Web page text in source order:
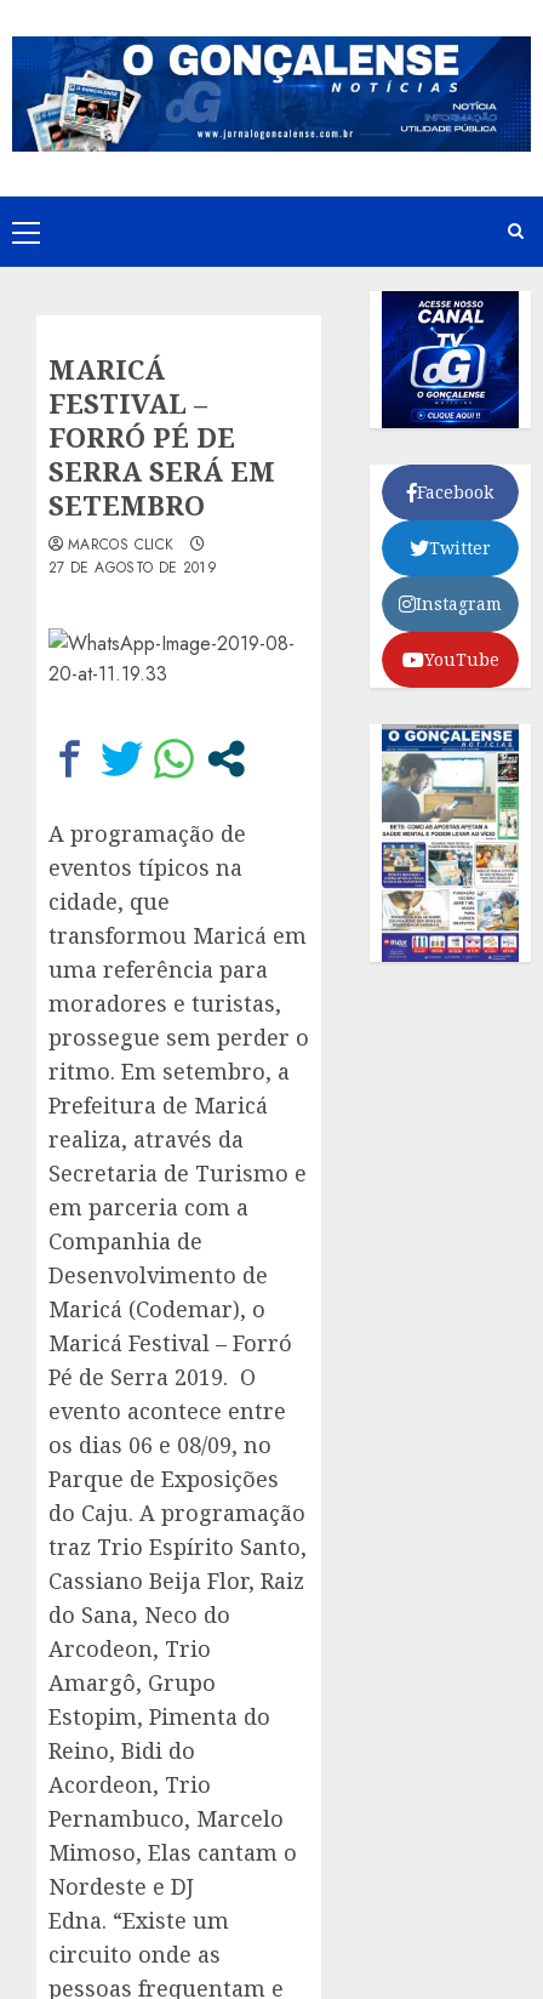
to
content
Primary
Menu
MARICÁ
FESTIVAL –
FORRÓ PÉ DE
SERRA SERÁ EM
SETEMBRO
MARCOS CLICK
27 DE AGOSTO DE 2019
A programação de
eventos típicos na
cidade, que
transformou Maricá em
uma referência para
moradores e turistas,
prossegue sem perder o
ritmo. Em setembro, a
Prefeitura de Maricá
realiza, através da
Secretaria de Turismo e
em parceria com a
Companhia de
Desenvolvimento de
Maricá (Codemar), o
Maricá Festival – Forró
Pé de Serra 2019. O
evento acontece entre
os dias 06 e 08/09, no
Parque de Exposições
do Caju. A programação
traz Trio Espírito Santo,
Cassiano Beija Flor, Raiz
do Sana, Neco do
Arcodeon, Trio
Amargô, Grupo
Estopim, Pimenta do
Reino, Bidi do
Acordeon, Trio
Pernambuco, Marcelo
Mimoso, Elas cantam o
Nordeste e DJ
Edna. “Existe um
circuito onde as
pessoas frequentam e
Facebook
Twitter
Instagram
YouTube